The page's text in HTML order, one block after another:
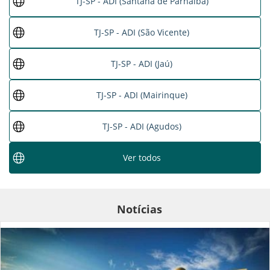
TJ-SP - ADI (São Vicente)
TJ-SP - ADI (Jaú)
TJ-SP - ADI (Mairinque)
TJ-SP - ADI (Agudos)
Ver todos
Notícias